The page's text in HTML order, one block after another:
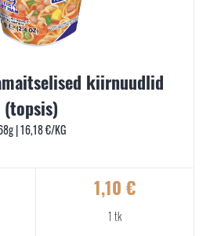
kiirnuudlid
(topsis)
|16,18€/KG
1,10 €
1 tk